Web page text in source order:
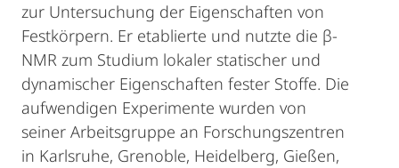
zur Untersuchung der Eigenschaften von
Festkörpern. Er etablierte und nutzte die β-
NMR zum Studium lokaler statischer und
dynamischer Eigenschaften fester Stoffe. Die
aufwendigen Experimente wurden von
seiner Arbeitsgruppe an Forschungszentren
in Karlsruhe, Grenoble, Heidelberg, Gießen,